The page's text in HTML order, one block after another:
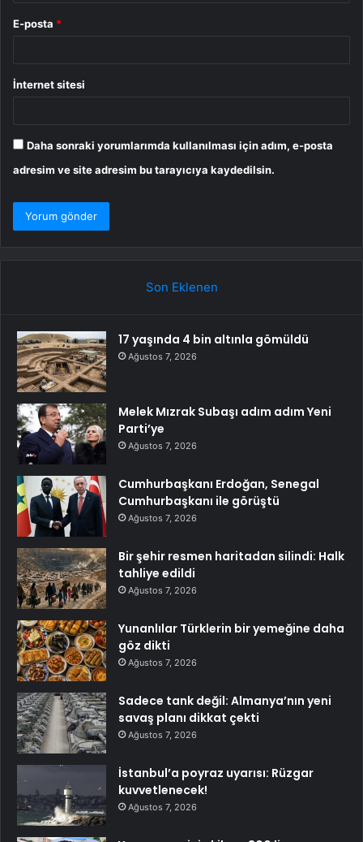
E-posta *
İnternet sitesi
Daha sonraki yorumlarımda kullanılması için adım, e-posta
adresim ve site adresim bu tarayıcıya kaydedilsin.
Son Eklenen
17 yaşında 4 bin altınla gömüldü
Ağustos 7, 2026
Melek Mızrak Subaşı adım adım Yeni
Parti’ye
Ağustos 7, 2026
Cumhurbaşkanı Erdoğan, Senegal
Cumhurbaşkanı ile görüştü
Ağustos 7, 2026
Bir şehir resmen haritadan silindi: Halk
tahliye edildi
Ağustos 7, 2026
Yunanlılar Türklerin bir yemeğine daha
göz dikti
Ağustos 7, 2026
Sadece tank değil: Almanya’nın yeni
savaş planı dikkat çekti
Ağustos 7, 2026
İstanbul’a poyraz uyarısı: Rüzgar
kuvvetlenecek!
Ağustos 7, 2026